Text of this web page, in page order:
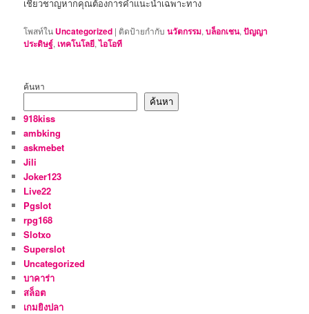
เชี่ยวชาญหากคุณต้องการคำแนะนำเฉพาะทาง
โพสท์ใน Uncategorized | ติดป้ายกำกับ นวัตกรรม,บล็อกเชน,ปัญญา
ประดิษฐ์, เทคโนโลยี,ไอโอที
ค้นหา
ค้นหา
918kiss
ambking
askmebet
Jili
Joker123
Live22
Pgslot
rpg168
Slotxo
Superslot
Uncategorized
บาคาร่า
สล็อต
เกมยิงปลา